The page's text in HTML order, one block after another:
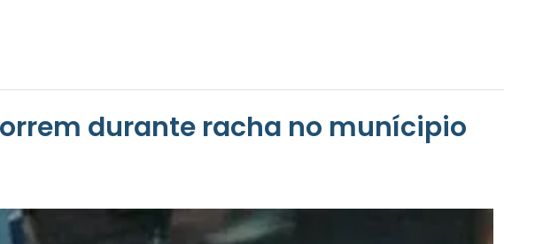
durante racha no munícipio